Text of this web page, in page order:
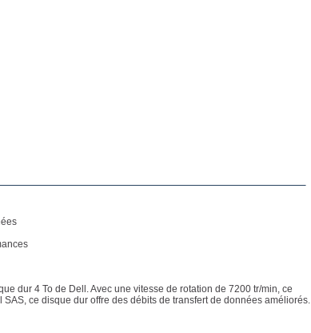
dur 4 To de Dell. Avec une vitesse de rotation de 7200 tr/min, ce
ce disque dur offre des débits de transfert de données améliorés.